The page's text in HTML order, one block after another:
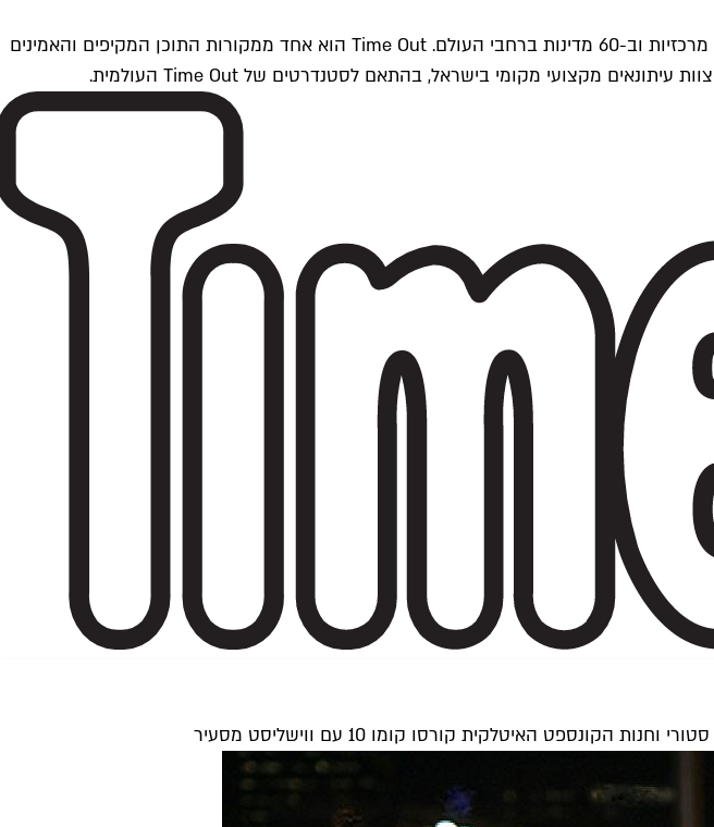
Time Outתל אביב הוא חלק מרשת Time Out Global — רשת מדיה בינלאומית הפועלת ב-360 ערים מרכזיות וב-60 מדינות ברחבי העולם. Time Out הוא אחד ממקורות התוכן המקיפים והאמינים
האיטלקית קורסו קומו 10 עם ווישליסט מסעיר